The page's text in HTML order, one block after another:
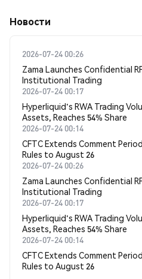
Новости
2026-07-24 00:26
Zama Launches Confidential
Institutional Trading
2026-07-24 00:17
Hyperliquid's RWA Trading
Assets, Reaches 54% Share
2026-07-24 00:14
CFTC Extends Comment
Rules to August 26
2026-07-24 00:26
Zama Launches Confidential
Institutional Trading
2026-07-24 00:17
Hyperliquid's RWA Trading
Assets, Reaches 54% Share
2026-07-24 00:14
CFTC Extends Comment
Rules to August 26